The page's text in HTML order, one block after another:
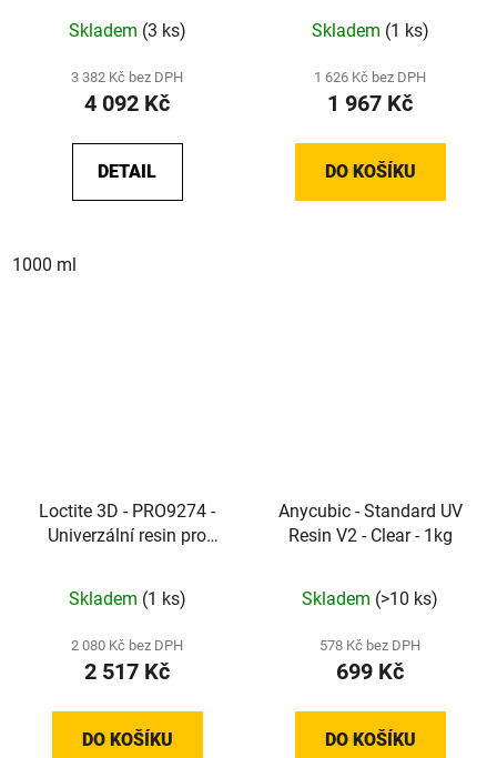
Skladem (3 ks)
3 382 Kč bez DPH
4 092 Kč
DETAIL
1000 ml
Skladem (1 ks)
1 626 Kč bez DPH
1 967 Kč
DO KOŠÍKU
Loctite 3D - PRO9274 -
Univerzální resin pro
Skladem (1 ks)
2 080 Kč bez DPH
2 517 Kč
DO KOŠÍKU
Anycubic - Standard UV
Resin V2 - Clear - 1kg
Skladem (>10 ks)
578 Kč bez DPH
699 Kč
DO KOŠÍKU